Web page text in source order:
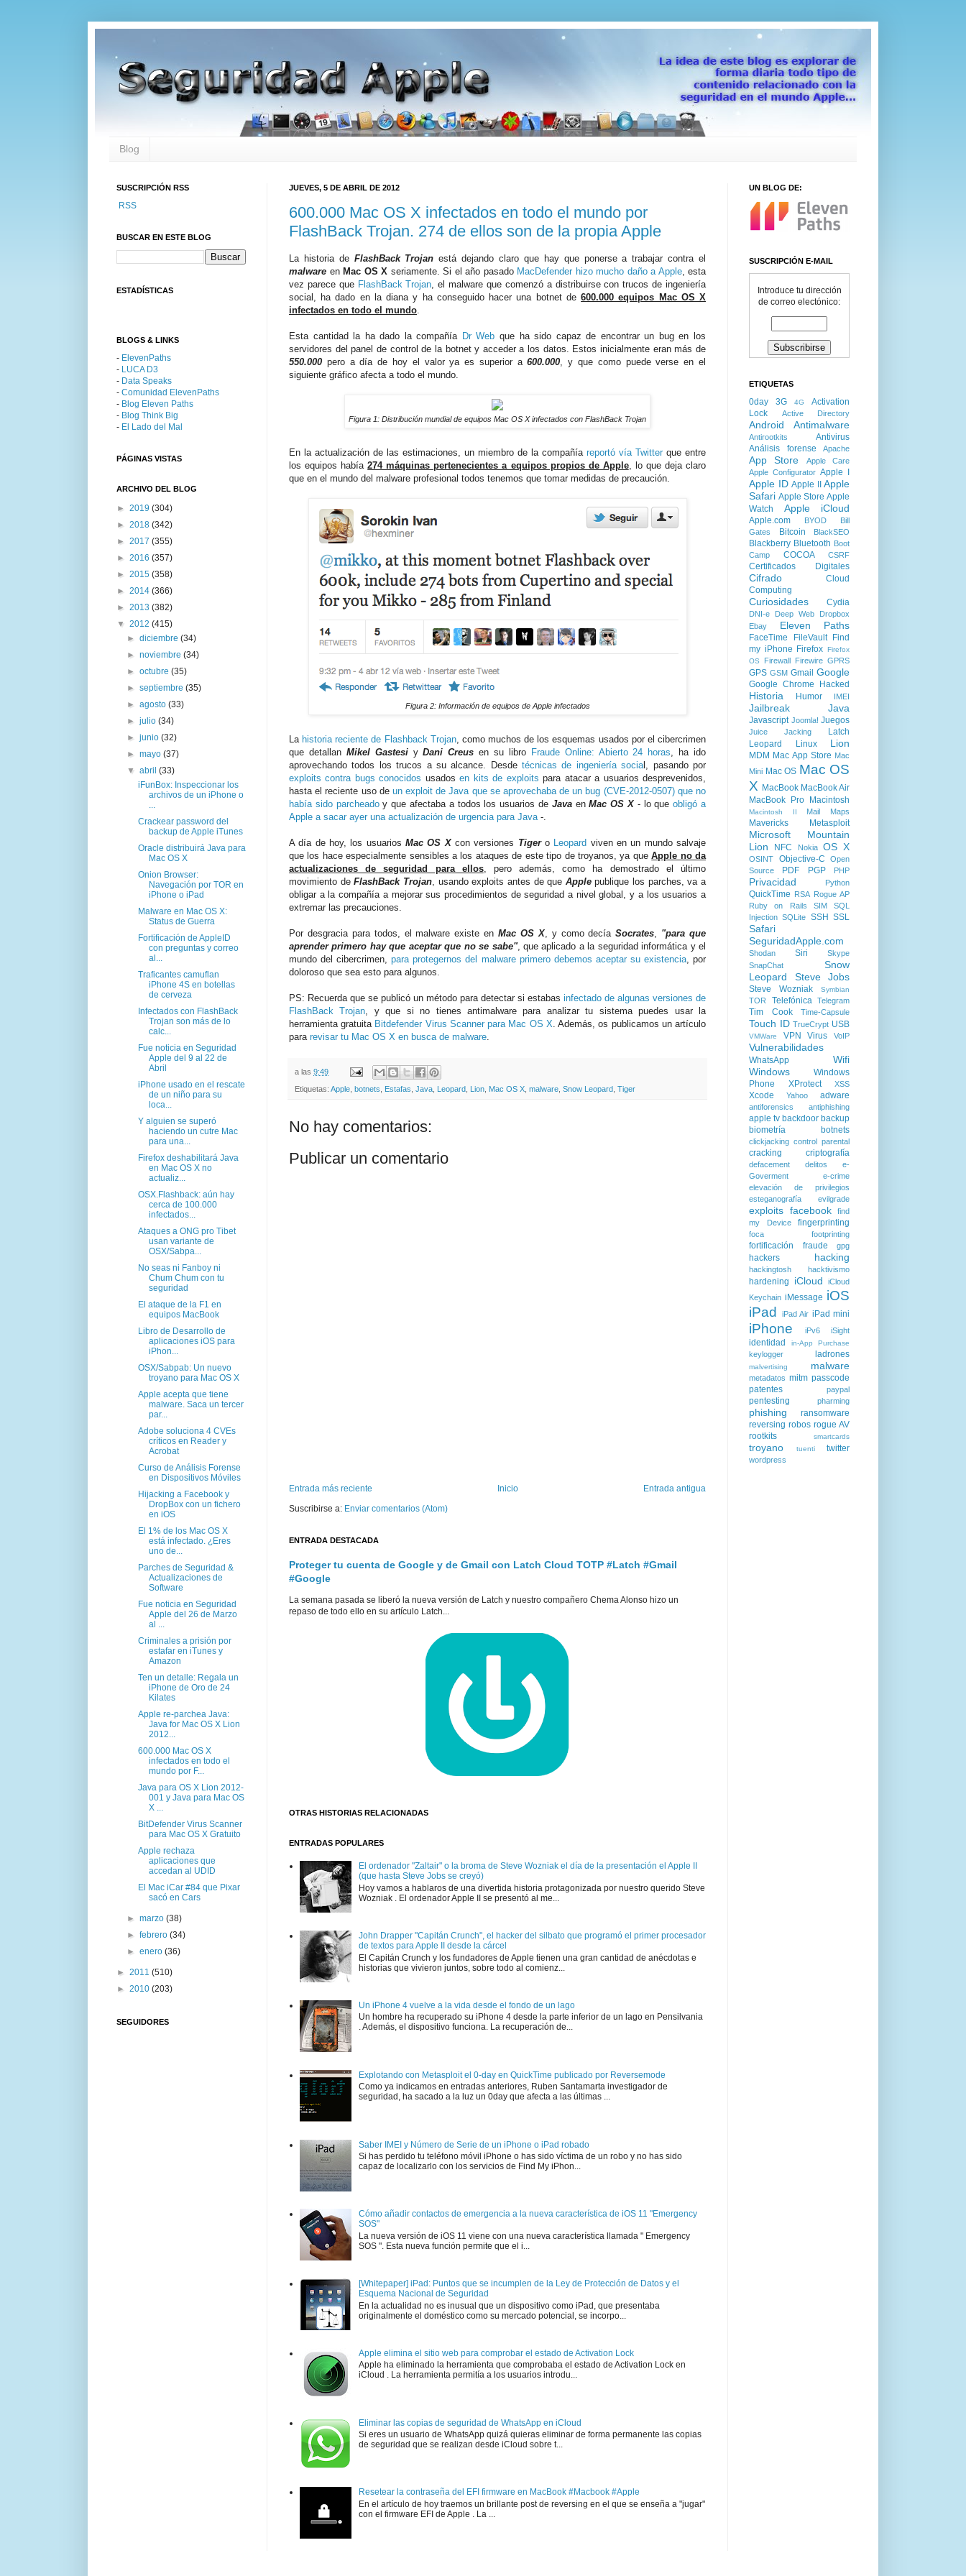
Blog
JUEVES, 5 DE ABRIL DE 2012
600.000 Mac OS X infectados en todo el mundo por
FlashBack Trojan. 274 de ellos son de la propia Apple
La historia de FlashBack Trojan está dejando claro que hay que ponerse a trabajar contra el
malware en Mac OS X seriamente. Si el año pasado MacDefender hizo mucho daño a Apple, esta
vez parece que FlashBack Trojan, el malware que comenzó a distribuirse con trucos de ingeniería
social, ha dado en la diana y ha conseguido hacer una botnet de600.000 equipos Mac OS X
infectados en todo el mundo.
Esta cantidad la ha dado la compañía Dr Web que ha sido capaz de encontrar un bug en los
servidores del panel de control de la botnet y acceder a los datos. Estos inicialmente eran más de
550.000 pero a día de hoy el valor ya es superior a600.000, y que como puede verse en el
siguiente gráfico afecta a todo el mundo.
Figura 1: Distribución mundial de equipos Mac OS X infectados con FlashBack Trojan
En la actualización de las estimaciones, un miembro de la compañía reportó vía Twitter que entre
los equipos había274 máquinas pertenecientes a equipos propios de Apple, lo que deja claro
que en el mundo del malware profesional todos tenemos que tomar medidas de precaución.
Figura 2: Información de equipos de Apple infectados
La historia reciente de Flashback Trojan, como muchos de los esquemas usados por el cibercrimen
que detallan Mikel GastesiyDani Creus en su libro Fraude Online: Abierto 24 horas , ha ido
aprovechando todos los trucos a su alcance. Desdetécnicas de ingeniería social, pasando por
exploits contra bugs conocidos usadosen kits de exploits para atacar a usuarios desprevenidos,
hasta el reciente uso de un exploit de Java que se aprovechaba de un bug (CVE-2012-0507) que no
había sido parcheadoy que afectaba a todos los usuarios de JavaenMac OS X - lo queobligó a
Apple a sacar ayer una actualización de urgencia para Java -.
A día de hoy, los usuarios Mac OS Xcon versiones Tigero Leopard viven en un mundo salvaje
que los hace especialmente sensibles a los ataques de este tipo de troyanos, ya queApple no da
actualizaciones de seguridad para ellos, pero además, como ha demostrado el último
movimiento deFlashBack Trojan, usando exploits antes de que Applepublique los parches, va a
obligar a la compañía a mejorar sus procedimientos de seguridad a nivel global, y a los usuarios a
extremar las precauciones.
Por desgracia para todos, el malware existe en Mac OS X, y como decíaSocrates
"para que
aprender primero hay que aceptar que no se sabe", que aplicado a la seguridad informática y el
mundo del cibercrimen,para protegernos del malware primero debemos aceptar su existencia, por
doloroso que sea esto para algunos.
PS: Recuerda que se publicó un método para detectar si estabas infectado de algunas versiones de
FlashBack Trojan , y que si no tienes antimalware para analizar tu sistema puedes usar la
herramienta gratuita Bitdefender Virus Scanner para Mac OS X . Además, os publicamos un artículo
para revisar tu Mac OS X en busca de malware
a las 9:49
Etiquetas: Apple botnets Estafas Java Leopard Lion Mac OS X malware Snow Leopard Tiger
No hay comentarios:
Publicar un comentario
Entrada más reciente Entrada antigua
Inicio
Suscribirse a: Enviar comentarios (Atom)
ENTRADA DESTACADA
Proteger tu cuenta de Google y de Gmail con Latch Cloud TOTP #Latch #Gmail
#Google
La semana pasada se liberó la nueva versión de Latch y nuestro compañero Chema Alonso hizo un
repaso de todo ello en su artículo Latch...
OTRAS HISTORIAS RELACIONADAS
ENTRADAS POPULARES
El ordenador "Zaltair" o la broma de Steve Wozniak el día de la presentación el Apple II
(que hasta Steve Jobs se creyó)
Hoy vamos a hablaros de una divertida historia protagonizada por nuestro querido Steve
Wozniak . El ordenador Apple II se presentó al me...
John Drapper "Capitán Crunch", el hacker del silbato que programó el primer procesador
de textos para Apple II desde la cárcel
El Capitán Crunch y los fundadores de Apple tienen una gran cantidad de anécdotas e
historias que vivieron juntos, sobre todo al comienz...
Un iPhone 4 vuelve a la vida desde el fondo de un lago
Un hombre ha recuperado su iPhone 4 desde la parte inferior de un lago en Pensilvania
. Además, el dispositivo funciona. La recuperación de...
Explotando con Metasploit el 0-day en QuickTime publicado por Reversemode
Como ya indicamos en entradas anteriores, Ruben Santamarta investigador de
seguridad, ha sacado a la luz un 0day que afecta a las últimas ...
Saber IMEI y Número de Serie de un iPhone o iPad robado
Si has perdido tu teléfono móvil iPhone o has sido víctima de un robo y no has sido
capaz de localizarlo con los servicios de Find My iPhon...
Cómo añadir contactos de emergencia a la nueva característica de iOS 11 "Emergency
SOS"
La nueva versión de iOS 11 viene con una nueva característica llamada " Emergency
SOS ". Esta nueva función permite que el i...
[Whitepaper] iPad: Puntos que se incumplen de la Ley de Protección de Datos y el
Esquema Nacional de Seguridad
En la actualidad no es inusual que un dispositivo como iPad, que presentaba
originalmente el doméstico como su mercado potencial, se incorpo...
Apple elimina el sitio web para comprobar el estado de Activation Lock
Apple ha eliminado la herramienta que comprobaba el estado de Activation Lock en
iCloud . La herramienta permitía a los usuarios introdu...
Eliminar las copias de seguridad de WhatsApp en iCloud
Si eres un usuario de WhatsApp quizá quieras eliminar de forma permanente las copias
de seguridad que se realizan desde iCloud sobre t...
Resetear la contraseña del EFI firmware en MacBook #Macbook #Apple
En el artículo de hoy traemos un brillante post de reversing en el que se enseña a "jugar"
con el firmware EFI de Apple . La ...
SUSCRIPCIÓN RSS
RSS
BUSCAR EN ESTE BLOG
ESTADÍSTICAS
BLOGS & LINKS
- ElevenPaths
- LUCA D3
- Data Speaks
- Comunidad ElevenPaths
- Blog Eleven Paths
- Blog Think Big
- El Lado del Mal
PÁGINAS VISTAS
ARCHIVO DEL BLOG
► 2019 (304)
► 2018 (342)
► 2017 (355)
► 2016 (357)
► 2015 (358)
► 2014 (366)
► 2013 (382)
▼ 2012 (415)
►diciembre(34)
►noviembre(34)
►octubre(35)
►septiembre(35)
►agosto(33)
►julio(34)
►junio(32)
►mayo(37)
▼abril(33)
iFunBox: Inspeccionar los
archivos de un iPhone o
Crackear password del
backup de Apple iTunes
Oracle distribuirá Java para
Mac OS X
Onion Browser:
Navegación por TOR en
iPhone o iPad
Malware en Mac OS X:
Status de Guerra
Fortificación de AppleID
con preguntas y correo
al...
Traficantes camuflan
iPhone 4S en botellas
de cerveza
Infectados con FlashBack
Trojan son más de lo
calc...
Fue noticia en Seguridad
Apple del 9 al 22 de
Abril
iPhone usado en el rescate
de un niño para su
loca...
Y alguien se superó
haciendo un cutre Mac
para una...
Firefox deshabilitará Java
en Mac OS X no
actualiz...
OSX.Flashback: aún hay
cerca de 100.000
infectados...
Ataques a ONG pro Tibet
usan variante de
OSX/Sabpa...
No seas ni Fanboy ni
Chum Chum con tu
seguridad
El ataque de la F1 en
equipos MacBook
Libro de Desarrollo de
aplicaciones iOS para
iPhon...
OSX/Sabpab: Un nuevo
troyano para Mac OS X
Apple acepta que tiene
malware. Saca un tercer
par...
Adobe soluciona 4 CVEs
críticos en Reader y
Acrobat
Curso de Análisis Forense
en Dispositivos Móviles
Hijacking a Facebook y
DropBox con un fichero
en iOS
El 1% de los Mac OS X
está infectado. ¿Eres
uno de...
Parches de Seguridad &
Actualizaciones de
Software
Fue noticia en Seguridad
Apple del 26 de Marzo
al ...
Criminales a prisión por
estafar en iTunes y
Amazon
Ten un detalle: Regala un
iPhone de Oro de 24
Kilates
Apple re-parchea Java:
Java for Mac OS X Lion
2012...
600.000 Mac OS X
infectados en todo el
mundo por F...
Java para OS X Lion 2012-
001 y Java para Mac OS
X ...
BitDefender Virus Scanner
para Mac OS X Gratuito
Apple rechaza
aplicaciones que
accedan al UDID
El Mac iCar #84 que Pixar
sacó en Cars
►marzo(38)
►febrero(34)
►enero(36)
► 2011 (510)
► 2010 (203)
SEGUIDORES
UN BLOG DE:
SUSCRIPCIÓN E-MAIL
Introduce tu dirección
de correo electónico:
ETIQUETAS
0day 3G 4G
Activation
Lock
Active Directory
Android Antimalware
Antirootkits
Antivirus
Análisis forense
Apache
App Store
Apple Care
Apple Configurator Apple I
Apple ID Apple II
Apple
Safari Apple Store Apple
Watch
Apple iCloud
Apple.com BYOD
Bill
Gates
Bitcoin BlackSEO
Blackberry Bluetooth Boot
Camp
COCOA CSRF
Certificados Digitales
Cifrado
Cloud
Computing
Curiosidades Cydia
DNI-e Deep Web
Dropbox
Ebay
Eleven Paths
FaceTime FileVault
Find
my iPhone Firefox Firefox
OS
Firewall Firewire GPRS
GPS GSM Gmail Google
Google Chrome Hacked
Historia Humor IMEI
Jailbreak Java
Javascript Joomla! Juegos
Juice Jacking
Latch
Leopard
Linux Lion
MDM Mac App Store Mac
Mini Mac OS Mac OS
X MacBook MacBook Air
MacBook Pro
Macintosh
Macintosh II Mail Maps
Mavericks Metasploit
Microsoft
Mountain
Lion
NFC Nokia OS X
OSINT Objective-C
Open
Source
PDF PGP PHP
Privacidad Python
QuickTime RSA Rogue AP
Ruby on Rails
SIM
SQL
Injection SQLite SSH SSL
Safari
SeguridadApple.com
Shodan Siri
Skype
SnapChat
Snow
Leopard
Steve Jobs
Steve Wozniak Symbian
TOR Telefónica Telegram
Tim Cook Time-Capsule
Touch ID TrueCrypt USB
VMWare VPN Virus VoIP
Vulnerabilidades
WhatsApp
Wifi
Windows
Windows
Phone
XProtect XSS
Xcode Yahoo adware
antiforensics antiphishing
apple tv backdoor backup
biometría
botnets
clickjacking control parental
cracking criptografía
defacement delitos
e-
Goverment
e-crime
elevación de privilegios
esteganografía
evilgrade
exploits facebook
find
my Device
fingerprinting
foca footprinting
fortificación fraude gpg
hackers hacking
hackingtosh hacktivismo
hardening iCloud
iCloud
Keychain iMessage iOS
iPad
iPad Air iPad mini
iPhone iPv6 iSight
identidad in-App Purchase
keylogger ladrones
malvertising malware
metadatos mitm passcode
patentes
paypal
pentesting pharming
phishing
ransomware
reversing robos rogue AV
rootkits
smartcards
troyano tuenti twitter
wordpress